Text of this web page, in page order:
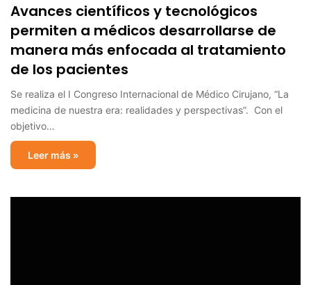
Avances científicos y tecnológicos
permiten a médicos desarrollarse de
manera más enfocada al tratamiento
de los pacientes
Se realiza el I Congreso Internacional de Médico Cirujano, “La
medicina de nuestra era: realidades y perspectivas”. Con el
objetivo…
Leer más »